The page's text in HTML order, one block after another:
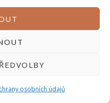
osobních údajů